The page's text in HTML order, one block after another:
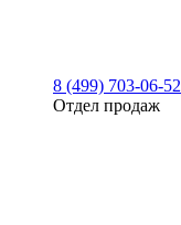
8 (499) 703-06-52
Отдел продаж